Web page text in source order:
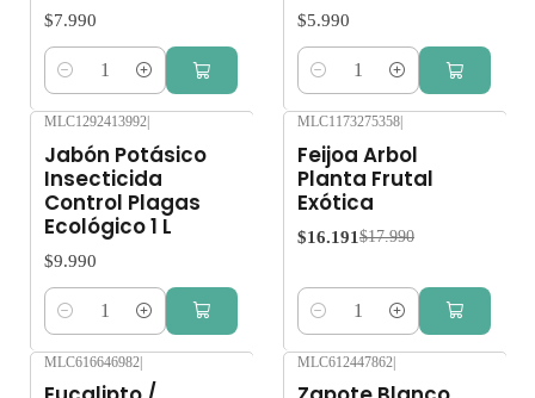
$7.990
Cantidad
$5.990
Cantidad
MLC1292413992
Jabón Potásico
Insecticida
Control Plagas
Ecológico 1 L
$9.990
Cantidad
MLC1173275358
Feijoa Arbol
Planta Frutal
Exótica
$16.191 $17.990
Cantidad
MLC616646982| MLC612447862|